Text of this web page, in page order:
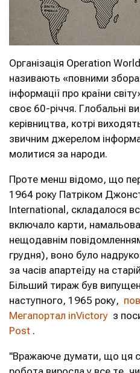
Організація Operation
називають «повними
інформації про країни
своє 60-річчя. Глобальні
керівництва, котрі
звичним джерелом
молитися за народи.
Проте менш відомо, що
1964 року Патріком
International, складалося
включало карти,
нещодавнім
грудня), воно було
за часів апартеїду на
Більший тираж був
наступного, 1965 року,
Мегапортал inVictory з
Post .
"Вражаюче думати, що ця